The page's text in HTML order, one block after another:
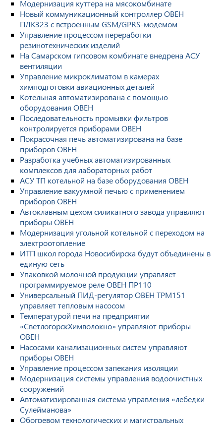
Модернизация куттера на мясокомбинате
Новый коммуникационный контроллер ОВЕН
ПЛК323 с встроенным GSM/GPRS-модемом
Управление процессом переработки
резинотехнических изделий
На Самарском гипсовом комбинате внедрена АСУ
вентиляции
Управление микроклиматом в камерах
химподготовки авиационных деталей
Котельная автоматизирована с помощью
оборудования ОВЕН
Последовательность промывки фильтров
контролируется приборами ОВЕН
Покрасочная печь автоматизирована на базе
приборов ОВЕН
Разработка учебных автоматизированных
комплексов для лабораторных работ
АСУ ТП котельной на базе оборудования ОВЕН
Управление вакуумной печью с применением
приборов ОВЕН
Автоклавным цехом силикатного завода управляют
приборы ОВЕН
Модернизация угольной котельной с переходом на
электроотопление
ИТП школ города Новосибирска будут объединены в
единую сеть
Упаковкой молочной продукции управляет
программируемое реле ОВЕН ПР110
Универсальный ПИД-регулятор ОВЕН ТРМ151
управляет тепловым насосом
Температурой печи на предприятии
«СветлогорскХимволокно» управляют приборы
ОВЕН
Насосами канализационных систем управляют
приборы ОВЕН
Управление процессом запекания изоляции
Модернизация системы управления водоочистных
сооружений
Автоматизированная система управления «лебедки
Сулейманова»
Обогревом технологических и магистральных